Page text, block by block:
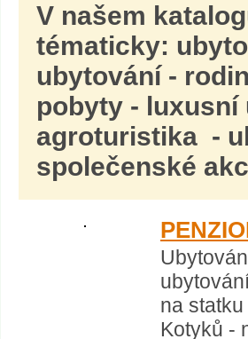
V našem
tématicky:
ubytování -
pobyty -
agroturistika -
společenské
na
Kotyků -